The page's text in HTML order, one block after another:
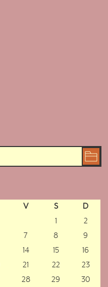
V S
D
1
2
7 8
9
14 15
16
21 22
23
28 29 30